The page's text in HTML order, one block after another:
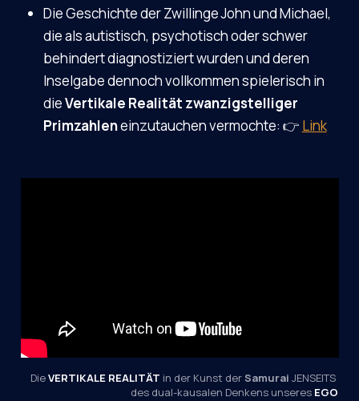
Die Geschichte der Zwillinge John und Michael,
die als autistisch, psychotisch oder schwer
behindert diagnostiziert wurden und deren
Inselgabe dennoch vollkommen spielerisch in
dieVertikale Realität zwanzigstelliger
Primzahleneinzutauchen vermochte: 👉 Link
Die VERTIKALE REALITÄT in der Kunst der Samurai JENSEITS
des dual-kausalen Denkens unseres EGO